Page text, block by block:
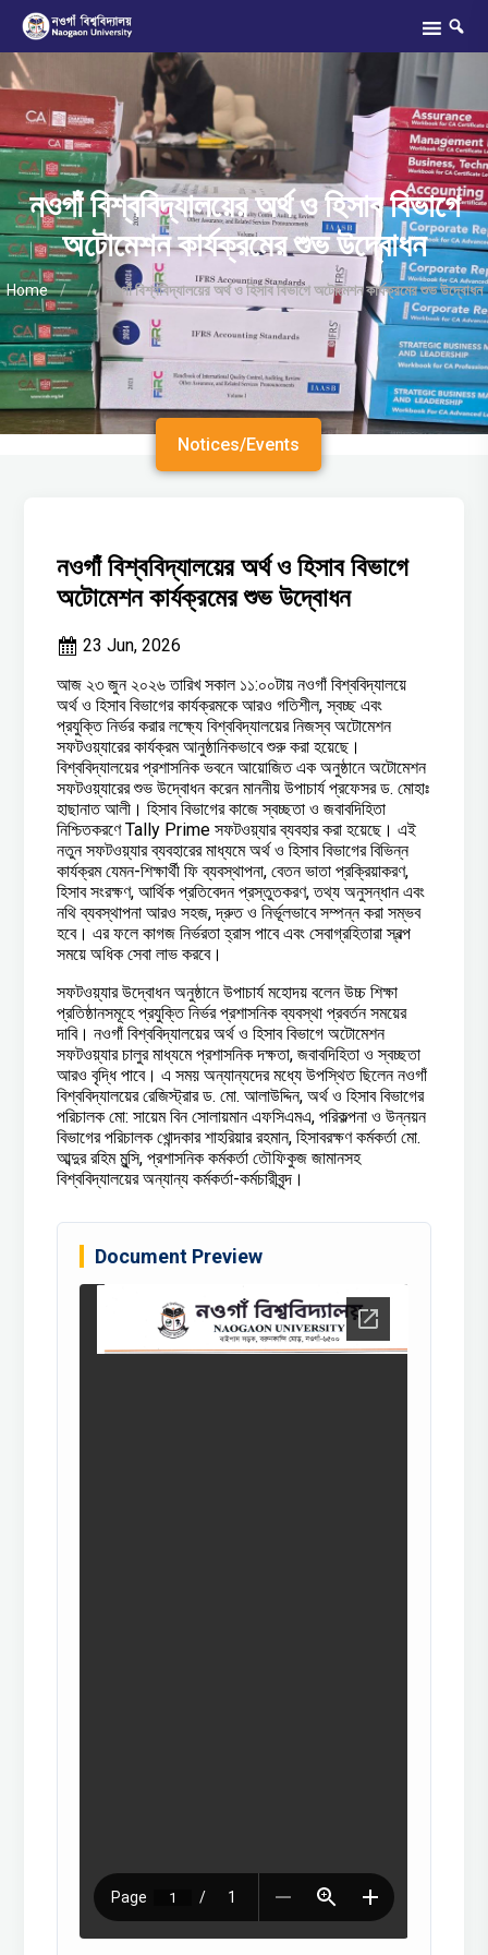
নওগাঁ বিশ্ববিদ্যালয়ের অর্থ ও হিসাব বিভাগে
অটোমেশন কার্যক্রমের শুভ উদ্বোধন
Home / / নওগাঁ বিশ্ববিদ্যালয়ের অর্থ ও হিসাব বিভাগে অটোমেশন কার্যক্রমের শুভ উদ্বোধন
Notices/Events
নওগাঁ বিশ্ববিদ্যালয়ের অর্থ ও হিসাব বিভাগে
অটোমেশন কার্যক্রমের শুভ উদ্বোধন
23 Jun, 2026
আজ ২৩ জুন ২০২৬ তারিখ সকাল ১১:০০টায় নওগাঁ বিশ্ববিদ্যালয়ে
অর্থ ও হিসাব বিভাগের কার্যক্রমকে আরও গতিশীল, স্বচ্ছ এবং
প্রযুক্তি নির্ভর করার লক্ষ্যে বিশ্ববিদ্যালয়ের নিজস্ব অটোমেশন
সফটওয়্যারের কার্যক্রম আনুষ্ঠানিকভাবে শুরু করা হয়েছে।
বিশ্ববিদ্যালয়ের প্রশাসনিক ভবনে আয়োজিত এক অনুষ্ঠানে অটোমেশন
সফটওয়্যারের শুভ উদ্বোধন করেন মাননীয় উপাচার্য প্রফেসর ড. মোহাঃ
হাছানাত আলী। হিসাব বিভাগের কাজে স্বচ্ছতা ও জবাবদিহিতা
নিশ্চিতকরণে Tally Prime সফটওয়্যার ব্যবহার করা হয়েছে। এই
নতুন সফটওয়্যার ব্যবহারের মাধ্যমে অর্থ ও হিসাব বিভাগের বিভিন্ন
কার্যক্রম যেমন-শিক্ষার্থী ফি ব্যবস্থাপনা, বেতন ভাতা প্রক্রিয়াকরণ,
হিসাব সংরক্ষণ, আর্থিক প্রতিবেদন প্রস্তুতকরণ, তথ্য অনুসন্ধান এবং
নথি ব্যবস্থাপনা আরও সহজ, দ্রুত ও নির্ভূলভাবে সম্পন্ন করা সম্ভব
হবে। এর ফলে কাগজ নির্ভরতা হ্রাস পাবে এবং সেবাগ্রহিতারা স্বল্প
সময়ে অধিক সেবা লাভ করবে।
সফটওয়্যার উদ্বোধন অনুষ্ঠানে উপাচার্য মহোদয় বলেন উচ্চ শিক্ষা
প্রতিষ্ঠানসমূহে প্রযুক্তি নির্ভর প্রশাসনিক ব্যবস্থা প্রবর্তন সময়ের
দাবি। নওগাঁ বিশ্ববিদ্যালয়ের অর্থ ও হিসাব বিভাগে অটোমেশন
সফটওয়্যার চালুর মাধ্যমে প্রশাসনিক দক্ষতা, জবাবদিহিতা ও স্বচ্ছতা
আরও বৃদ্ধি পাবে। এ সময় অন্যান্যদের মধ্যে উপস্থিত ছিলেন নওগাঁ
বিশ্ববিদ্যালয়ের রেজিস্ট্রার ড. মো. আলাউদ্দিন, অর্থ ও হিসাব বিভাগের
পরিচালক মো: সায়েম বিন সোলায়মান এফসিএমএ, পরিকল্পনা ও উন্নয়ন
বিভাগের পরিচালক খোন্দকার শাহরিয়ার রহমান, হিসাবরক্ষণ কর্মকর্তা মো.
আব্দুর রহিম মুন্সি, প্রশাসনিক কর্মকর্তা তৌফিকুজ জামানসহ
বিশ্ববিদ্যালয়ের অন্যান্য কর্মকর্তা-কর্মচারীবৃন্দ।
Document Preview